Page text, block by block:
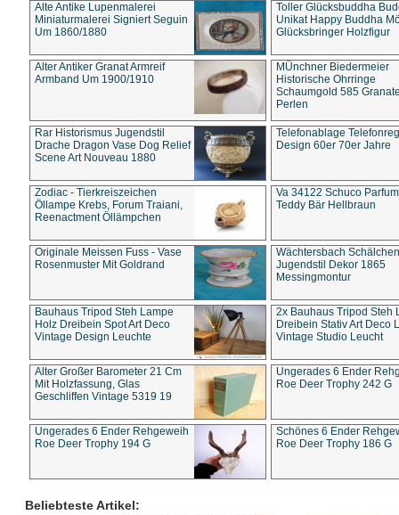
Alte Antike Lupenmalerei
Miniaturmalerei Signiert Seguin
Um 1860/1880
Toller Glücksbuddha
Unikat Happy Buddha
Glücksbringer Holzfigur
Alter Antiker Granat Armreif
Armband Um 1900/1910
MÜnchner Biedermeier
Historische Ohrringe
Schaumgold 585
Perlen
Rar Historismus Jugendstil
Drache Dragon Vase Dog Relief
Scene Art Nouveau 1880
Telefonablage
Design 60er 70er Jahre
Zodiac - Tierkreiszeichen
Öllampe Krebs, Forum Traiani,
Reenactment Öllämpchen
Va 34122 Schuco
Teddy Bär Hellbraun
Originale Meissen Fuss - Vase
Rosenmuster Mit Goldrand
Wächtersbach Schälchen
Jugendstil Dekor 1865
Messingmontur
Bauhaus Tripod Steh Lampe
Holz Dreibein Spot Art Deco
Vintage Design Leuchte
2x Bauhaus Tripod Steh
Dreibein Stativ Art Deco
Vintage Studio Leucht
Alter Großer Barometer 21 Cm
Mit Holzfassung, Glas
Geschliffen Vintage 5319 19
Ungerades 6 Ender
Roe Deer Trophy 242 G
Ungerades 6 Ender Rehgeweih
Roe Deer Trophy 194 G
Schönes 6 Ender
Roe Deer Trophy 186 G
Beliebteste Artikel: